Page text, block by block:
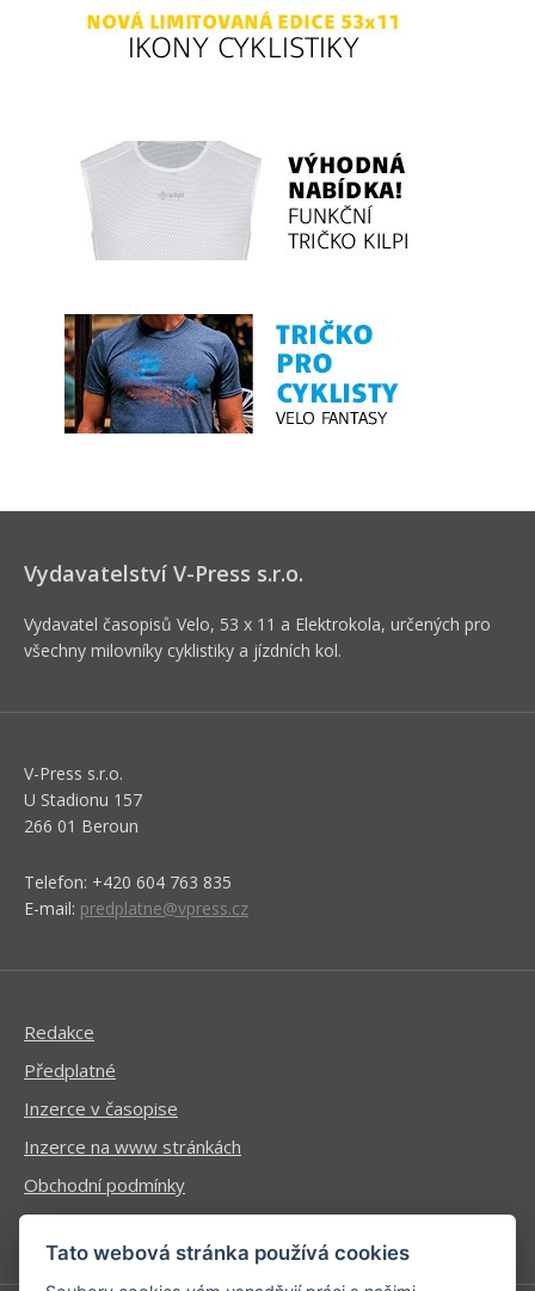
Vydavatelství V-Press s.r.o.
Vydavatel časopisů Velo, 53 x 11 a Elektrokola, určených pro
všechny milovníky cyklistiky a jízdních kol.
V-Press s.r.o.
U Stadionu 157
266 01 Beroun
Telefon: +420 604 763 835
E-mail: predplatne@vpress.cz
Redakce
Předplatné
Inzerce v časopise
Inzerce na www stránkách
Obchodní podmínky
Ochrana osobních údajů
Tato webová stránka používá cookies